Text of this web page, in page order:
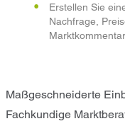
Erstellen Sie
Nachfrage,
Maßgeschneiderte
Fachkundige